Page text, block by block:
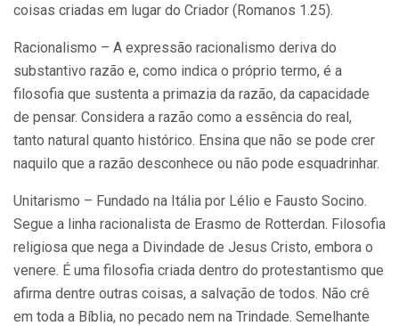
coisas criadas em lugar do Criador (Romanos 1.25).
Racionalismo – A expressão racionalismo deriva do
substantivo razão e, como indica o próprio termo, é a
filosofia que sustenta a primazia da razão, da capacidade
de pensar. Considera a razão como a essência do real,
tanto natural quanto histórico. Ensina que não se pode crer
naquilo que a razão desconhece ou não pode esquadrinhar.
Unitarismo – Fundado na Itália por Lélio e Fausto Socino.
Segue a linha racionalista de Erasmo de Rotterdan. Filosofia
religiosa que nega a Divindade de Jesus Cristo, embora o
venere. É uma filosofia criada dentro do protestantismo que
afirma dentre outras coisas, a salvação de todos. Não crê
em toda a Bíblia, no pecado nem na Trindade. Semelhante